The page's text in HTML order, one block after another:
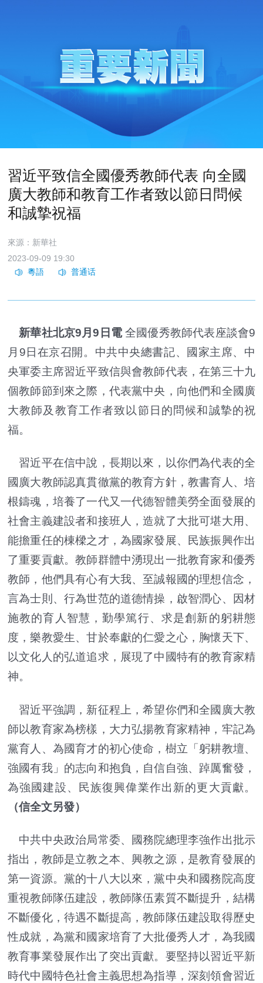
習近平致信全國優秀教師代表 向全國
廣大教師和教育工作者致以節日問候
和誠摯祝福
來源：新華社
2023-09-09 19:30
新華社北京9月9日電全國優秀教師代表座談會9
月9日在京召開。中共中央總書記、國家主席、中
央軍委主席習近平致信與會教師代表，在第三十九
個教師節到來之際，代表黨中央，向他們和全國廣
大教師及教育工作者致以節日的問候和誠摯的祝
福。
習近平在信中說，長期以來，以你們為代表的全
國廣大教師認真貫徹黨的教育方針，教書育人、培
根鑄魂，培養了一代又一代德智體美勞全面發展的
社會主義建設者和接班人，造就了大批可堪大用、
能擔重任的棟樑之才，為國家發展、民族振興作出
了重要貢獻。教師群體中湧現出一批教育家和優秀
教師，他們具有心有大我、至誠報國的理想信念，
言為士則、行為世范的道德情操，啟智潤心、因材
施教的育人智慧，勤學篤行、求是創新的躬耕態
度，樂教愛生、甘於奉獻的仁愛之心，胸懷天下、
以文化人的弘道追求，展現了中國特有的教育家精
神。
習近平強調，新征程上，希望你們和全國廣大教
師以教育家為榜樣，大力弘揚教育家精神，牢記為
黨育人、為國育才的初心使命，樹立「躬耕教壇、
強國有我」的志向和抱負，自信自強、踔厲奮發，
為強國建設、民族復興偉業作出新的更大貢獻。
（信全文另發）
中共中央政治局常委、國務院總理李強作出批示
指出，教師是立教之本、興教之源，是教育發展的
第一資源。黨的十八大以來，黨中央和國務院高度
重視教師隊伍建設，教師隊伍素質不斷提升，結構
不斷優化，待遇不斷提高，教師隊伍建設取得歷史
性成就，為黨和國家培育了大批優秀人才，為我國
教育事業發展作出了突出貢獻。要堅持以習近平新
時代中國特色社會主義思想為指導，深刻領會習近